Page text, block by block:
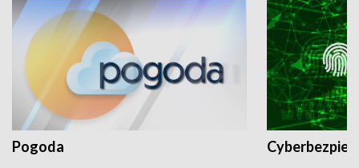
Pogoda